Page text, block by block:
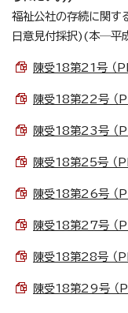
福祉公社の存続に関
日意見付採択)(本─平
陳受18第21号 （
陳受18第22号 （
陳受18第23号 （
陳受18第25号 （
陳受18第26号 （
陳受18第27号 （
陳受18第28号 （
陳受18第29号 （